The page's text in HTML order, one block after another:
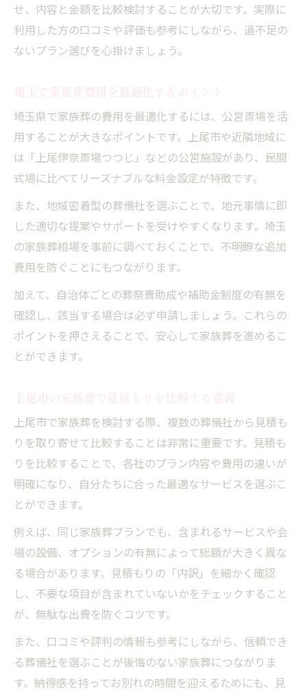
せ、内容と金額を比較検討することが大切です。実際に
利用した方の口コミや評価も参考にしながら、過不足の
ないプラン選びを心掛けましょう。
埼玉県で家族葬の費用を最適化するには、公営斎場を活
用することが大きなポイントです。上尾市や近隣地域に
は「上尾伊奈斎場つつじ」などの公営施設があり、民間
式場に比べてリーズナブルな料金設定が特徴です。
また、地域密着型の葬儀社を選ぶことで、地元事情に即
した適切な提案やサポートを受けやすくなります。埼玉
の家族葬相場を事前に調べておくことで、不明瞭な追加
費用を防ぐことにもつながります。
加えて、自治体ごとの葬祭費助成や補助金制度の有無を
確認し、該当する場合は必ず申請しましょう。これらの
ポイントを押さえることで、安心して家族葬を進めるこ
とができます。
上尾市で家族葬を検討する際、複数の葬儀社から見積も
りを取り寄せて比較することは非常に重要です。見積も
りを比較することで、各社のプラン内容や費用の違いが
明確になり、自分たちに合った最適なサービスを選ぶこ
とができます。
例えば、同じ家族葬プランでも、含まれるサービスや会
場の設備、オプションの有無によって総額が大きく異な
る場合があります。見積もりの「内訳」を細かく確認
し、不要な項目が含まれていないかをチェックすること
が、無駄な出費を防ぐコツです。
また、口コミや評判の情報も参考にしながら、信頼でき
る葬儀社を選ぶことが後悔のない家族葬につながりま
す。納得感を持ってお別れの時間を迎えるためにも、見